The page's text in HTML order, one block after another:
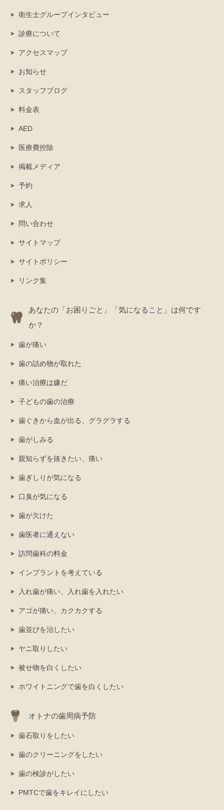
衛生士グループインタビュー
診療について
アクセスマップ
お知らせ
スタッフブログ
料金表
AED
医療費控除
掲載メディア
予約
求人
問い合わせ
サイトマップ
サイトポリシー
リンク集
あなたの「お困りごと」「気になること」は何です
か？
歯が痛い
歯の詰め物が取れた
痛い治療は嫌だ
子どもの歯の治療
歯ぐきから血が出る、グラグラする
歯がしみる
親知らずを抜きたい、痛い
歯ぎしりが気になる
口臭が気になる
歯が欠けた
歯医者に通えない
訪問歯科の料金
インプラントを考えている
入れ歯が痛い、入れ歯を入れたい
アゴが痛い、カクカクする
歯並びを治したい
ヤニ取りしたい
被せ物を白くしたい
ホワイトニングで歯を白くしたい
オトナの歯周病予防
歯石取りをしたい
歯のクリーニングをしたい
歯の検診がしたい
PMTCで歯をキレイにしたい